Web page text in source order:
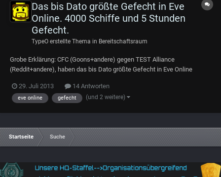
Das bis Dato größte Gefecht in Eve
Online. 4000 Schiffe und 5 Stunden
Gefecht.
TypeO erstellte Thema in Bereitschaftsraum
Grobe Erklärung: CFC (Goons+andere) gegen TEST Alliance
(Reddit+andere), haben das bis Dato größte Gefecht in Eve Online
dieses Gefecht leider für sich entschieden. Wer es etwas genauer
nachlesen will, kann das hier tun:http:/...
29. Juli 2013 14 Antworten
eve online gefecht (und 2 weitere)
Startseite Suche